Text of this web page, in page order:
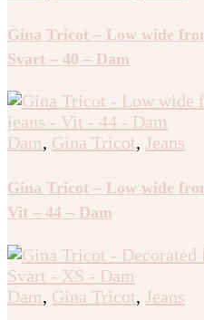
Gina Tricot – Low wide
Svart – 40 – Dam
Dam, Gina Tricot, Jeans
Gina Tricot – Low wide
Vit – 44 – Dam
Dam, Gina Tricot, Jeans